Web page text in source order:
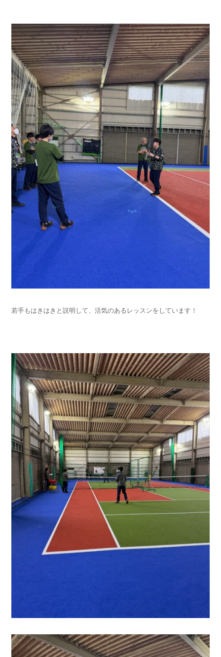
若手もはきはきと説明して、活気のあるレッスンをしています！